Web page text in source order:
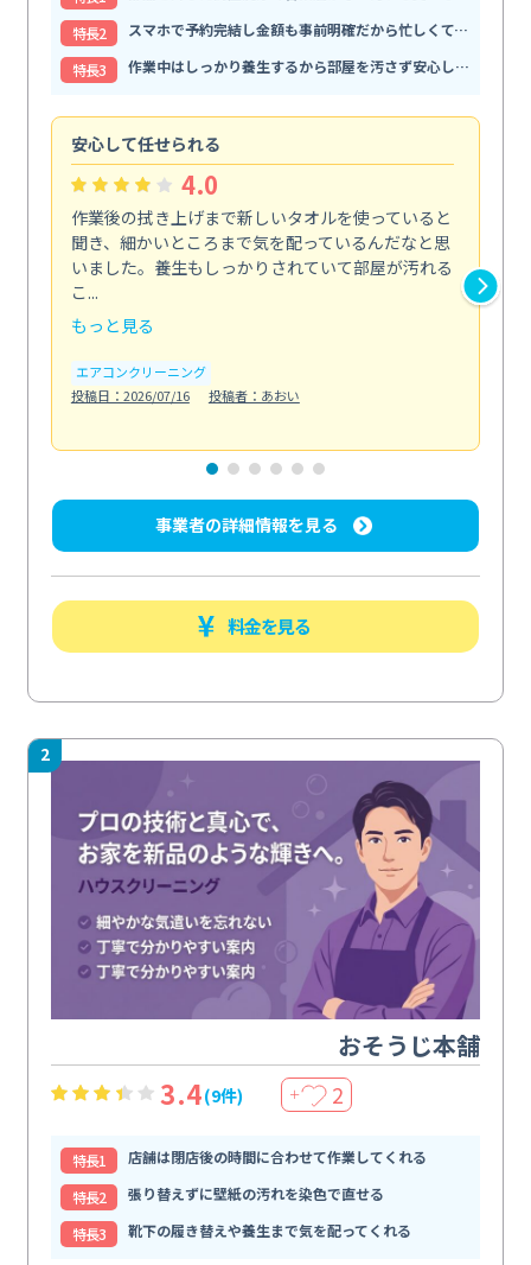
特⻑2
スマホで予約完結し金額も事前明確だから忙しくても頼みやすい
特⻑3
作業中はしっかり養生するから部屋を汚さず安心して任せられる
安心して任せられる
4.0
作業後の拭き上げまで新しいタオルを使っていると
聞き、細かいところまで気を配っているんだなと思
いました。養生もしっかりされていて部屋が汚れる
こ...
もっと見る
エアコンクリーニング
投稿日：2026/07/16
投稿者：あおい
事業者の詳細情報を見る
料金を見る
2
おそうじ本舗
3.4(9件) ＋ 2
特⻑1
店舗は閉店後の時間に合わせて作業してくれる
特⻑2
張り替えずに壁紙の汚れを染色で直せる
特⻑3
靴下の履き替えや養生まで気を配ってくれる